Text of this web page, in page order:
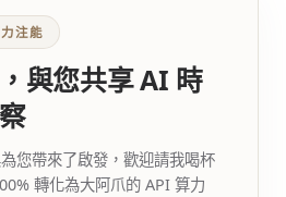
注能
與您共享 AI 時
您帶來了啟發，歡迎請我喝杯
轉化為大阿爪的 API 算力